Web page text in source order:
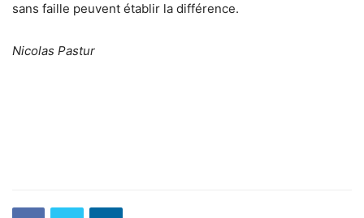
sans faille peuvent établir la différence.
Nicolas Pastur